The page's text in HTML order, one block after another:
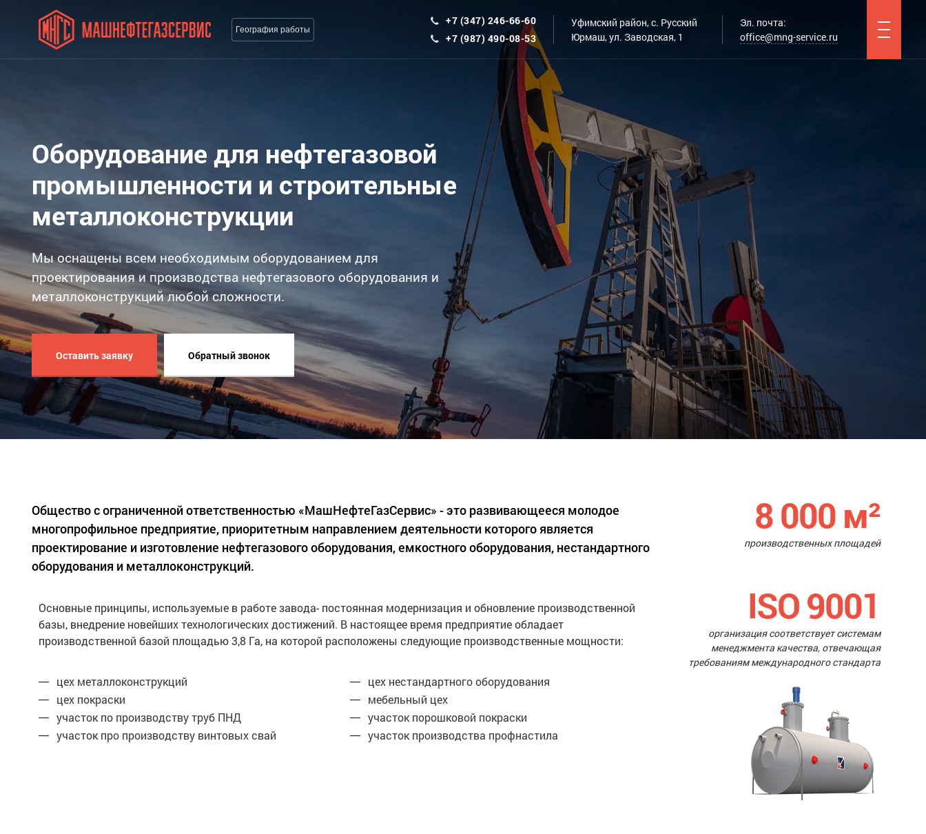
География работы
+7 (347) 246-66-60
+7 (987) 490-08-53
Уфимский район, с. Русский
Юрмаш, ул. Заводская, 1
Эл. почта:
office@mng-service.ru
Оборудование для нефтегазовой
промышленности и строительные
металлоконструкции
Мы оснащены всем необходимым оборудованием для
проектирования и производства нефтегазового оборудования и
металлоконструкций любой сложности.
Оставить заявку Обратный звонок
Общество с ограниченной ответственностью «МашНефтеГазСервис» - это развивающееся молодое
многопрофильное предприятие, приоритетным направлением деятельности которого является
проектирование и изготовление нефтегазового оборудования, емкостного оборудования, нестандартного
оборудования и металлоконструкций.
Основные принципы, используемые в работе завода- постоянная модернизация и обновление производственной
базы, внедрение новейших технологических достижений. В настоящее время предприятие обладает
производственной базой площадью 3,8 Га, на которой расположены следующие производственные мощности:
цех металлоконструкций
цех нестандартного оборудования
цех покраски
мебельный цех
участок по производству труб ПНД
участок порошковой покраски
участок про производству винтовых свай
участок производства профнастила
8 000м²
производственных площадей
ISO 9001
организация соответствует системам
менеджмента качества, отвечающая
требованиям международного стандарта